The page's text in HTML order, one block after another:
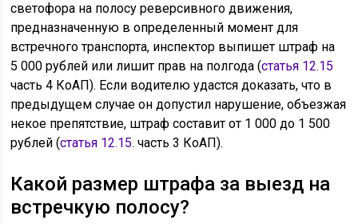
светофора на полосу реверсивного движения,
предназначенную в определенный момент для
встречного транспорта, инспектор выпишет штраф на
5 000 рублей или лишит прав на полгода (статья 12.15
часть 4 КоАП). Если водителю удастся доказать, что в
предыдущем случае он допустил нарушение, объезжая
некое препятствие, штраф составит от 1 000 до 1 500
рублей (статья 12.15. часть 3 КоАП).
Какой размер штрафа за выезд на
встречкую полосу?